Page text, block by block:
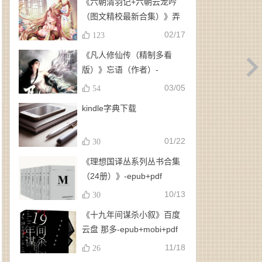
（图文精校最新合集）》弄
玉、龙璇（作者）-
123 02/17
《凡人修仙传（精制多看
版）》忘语（作者）-
epub+mobi
54 03/05
kindle字典下载
30 01/22
《理想国译丛系列丛书合集
（24册）》-epub+pdf
30 10/13
《十九年间谋杀小叙》百度
云盘 那多-epub+mobi+pdf
26 11/18